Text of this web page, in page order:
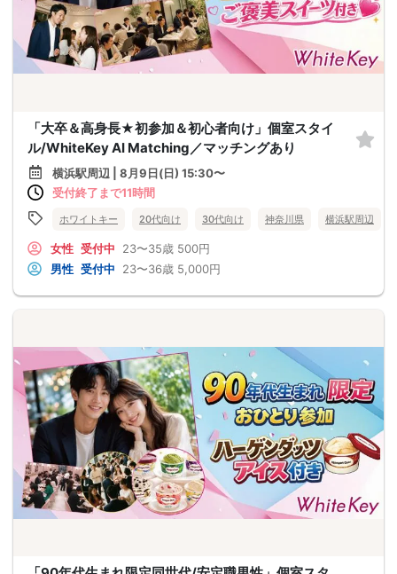
「大卒＆高身長★初参加＆初心者向け」個室スタイ
ル/WhiteKey AI Matching／マッチングあり
横浜駅周辺 | 8月9日(日) 15:30〜
受付終了まで11時間
ホワイトキー 20代向け 30代向け 神奈川県 横浜駅周辺
女性 受付中 23〜35歳 500円
男性 受付中 23〜36歳 5,000円